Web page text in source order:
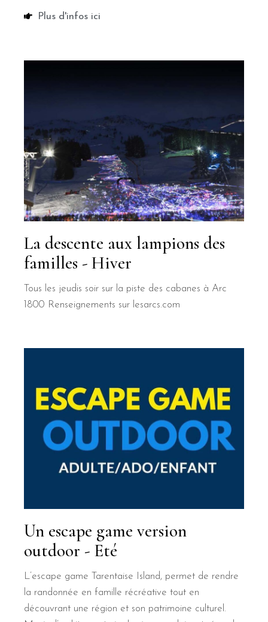
Plus d'infos ici
La descente aux lampions des
familles - Hiver
Tous les jeudis soir sur la piste des cabanes à Arc
1800 Renseignements sur lesarcs.com
Un escape game version
outdoor - Eté
L’escape game Tarentaise Island, permet de rendre
la randonnée en famille récréative tout en
découvrant une région et son patrimoine culturel.